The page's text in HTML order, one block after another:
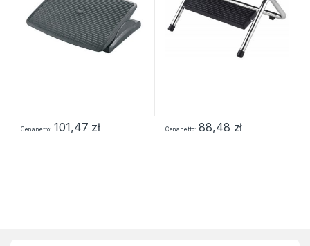
Cena netto 101,47 zł Cena netto 88,48 zł